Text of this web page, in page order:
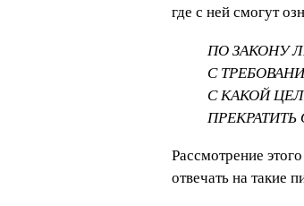
где с ней смогут
ПО ЗАКОНУ
С
С КАКОЙ
Рассмотрение
отвечать на такие